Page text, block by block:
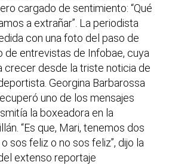
cargado de sentimiento: “Qué
a extrañar”. La periodista
con una foto del paso de
de entrevistas de Infobae, cuya
crecer desde la triste noticia de
Georgina Barbarossa
uno de los mensajes
la boxeadora en la
“Es que, Mari, tenemos dos
sos feliz o no sos feliz”, dijo la
extenso reportaje